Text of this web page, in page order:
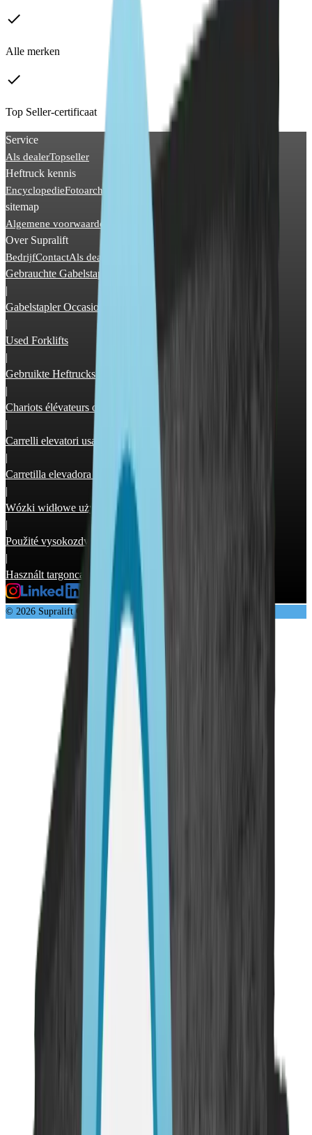
done
Alle merken
done
Top Seller-certificaat
Service
Als dealerTopseller
Heftruck kennis
EncyclopedieFotoarchief
sitemap
Algemene voorwaarden Gegevensbeveiliging
Over Supralift
BedrijfContactAls dealer Adverteren op Supralift
Gebrauchte Gabelstapler
|
Gabelstapler Occasion
|
Used Forklifts
|
Gebruikte Heftrucks
|
Chariots élévateurs occasion
|
Carrelli elevatori usati
|
Carretilla elevadora segunda mano
|
Wózki widłowe używane
|
Použité vysokozdvižné vozíky
|
Használt targonca
© 2026 Supralift GmbH & Co. KG